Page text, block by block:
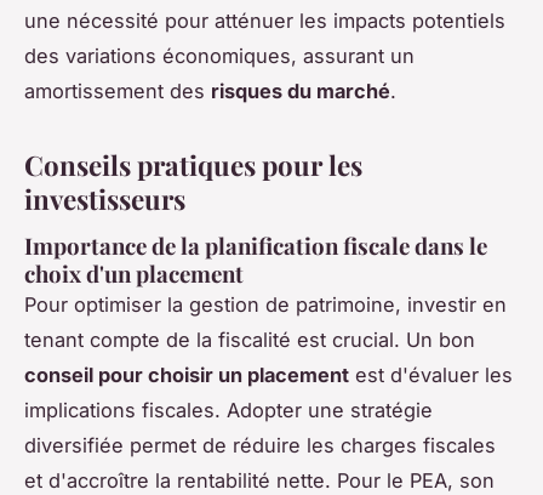
une nécessité pour atténuer les impacts potentiels
des variations économiques, assurant un
amortissement des risques du marché.
Conseils pratiques pour les
investisseurs
Importance de la planification fiscale dans le
choix d'un placement
Pour optimiser la gestion de patrimoine, investir en
tenant compte de la fiscalité est crucial. Un bon
conseil pour choisir un placement est d'évaluer les
implications fiscales. Adopter une stratégie
diversifiée permet de réduire les charges fiscales
et d'accroître la rentabilité nette. Pour le PEA, son